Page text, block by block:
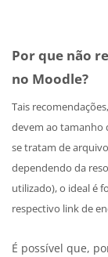
Por que não
no Moodle?
Tais
devem ao tamanho
se tratam de
dependendo da
utilizado), o ideal é
respectivo link de
É possível que,